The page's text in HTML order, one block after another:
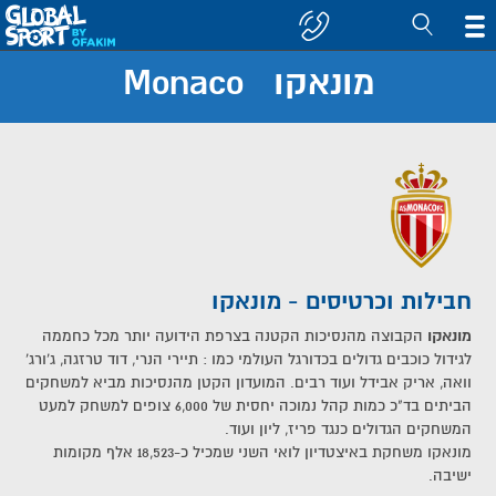
קבוצה/יעד
מונאקו Monaco
חבילות וכרטיסים - מונאקו
מונאקו הקבוצה מהנסיכות הקטנה בצרפת הידועה יותר מכל כחממה
לגידול כוכבים גדולים בכדורגל העולמי כמו : תיירי הנרי, דוד טרזגה, ג'ורג'
וואה, אריק אבידל ועוד רבים. המועדון הקטן מהנסיכות מביא למשחקים
הביתים בד"כ כמות קהל נמוכה יחסית של 6,000 צופים למשחק למעט
המשחקים הגדולים כנגד פריז, ליון ועוד.
מונאקו משחקת באיצטדיון לואי השני שמכיל כ-18,523 אלף מקומות
ישיבה.